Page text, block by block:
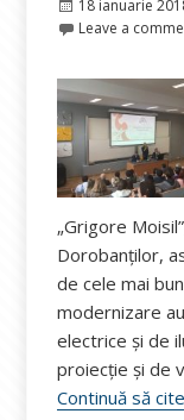
Publicat
pe
18 ianuarie
Leave a
„Grigore
Dorobanților,
de cele mai
modernizare
electrice și de
proiecție și de
Continuă să